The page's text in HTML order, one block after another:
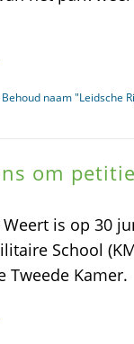
Behoud naam "Leidsche
om
Weert is op 30
School
Tweede Kamer.